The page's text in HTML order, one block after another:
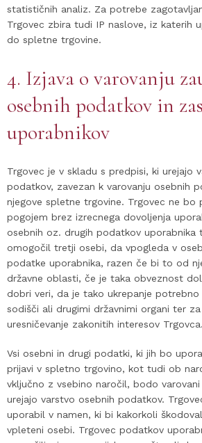
statističnih analiz. Za potrebe
Trgovec zbira tudi IP naslove, iz katerih
do spletne trgovine.
4. Izjava o varovanju
osebnih podatkov in
uporabnikov
Trgovec je v skladu s predpisi, ki urejajo
podatkov, zavezan k varovanju osebnih
njegove spletne trgovine. Trgovec ne bo
pogojem brez izrecnega dovoljenja
osebnih oz. drugih podatkov uporabnika
omogočil tretji osebi, da vpogleda v
podatke uporabnika, razen če bi to od
državne oblasti, če je taka obveznost
dobri veri, da je tako ukrepanje
sodišči ali drugimi državnimi organi ter
uresničevanje zakonitih interesov Trgovca.
Vsi osebni in drugi podatki, ki jih bo
prijavi v spletno trgovino, kot tudi ob
vključno z vsebino naročil, bodo
urejajo varstvo osebnih podatkov.
uporabil v namen, ki bi kakorkoli
vpleteni osebi. Trgovec podatkov